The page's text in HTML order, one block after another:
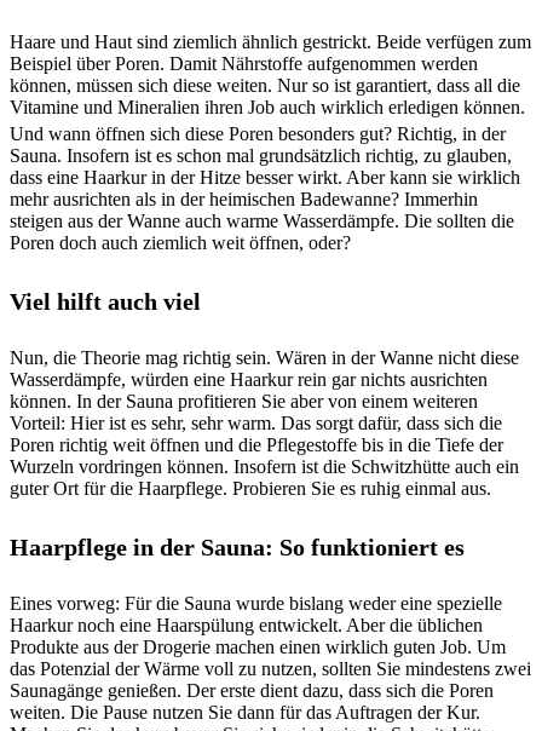
Haare und Haut sind ziemlich ähnlich gestrickt. Beide verfügen zum
Beispiel über Poren. Damit Nährstoffe aufgenommen werden
können, müssen sich diese weiten. Nur so ist garantiert, dass all die
Vitamine und Mineralien ihren Job auch wirklich erledigen können.
Und wann öffnen sich diese Poren besonders gut? Richtig, in der
Sauna. Insofern ist es schon mal grundsätzlich richtig, zu glauben,
dass eine Haarkur in der Hitze besser wirkt. Aber kann sie wirklich
mehr ausrichten als in der heimischen Badewanne? Immerhin
steigen aus der Wanne auch warme Wasserdämpfe. Die sollten die
Poren doch auch ziemlich weit öffnen, oder?
Viel hilft auch viel
Nun, die Theorie mag richtig sein. Wären in der Wanne nicht diese
Wasserdämpfe, würden eine Haarkur rein gar nichts ausrichten
können. In der Sauna profitieren Sie aber von einem weiteren
Vorteil: Hier ist es sehr, sehr warm. Das sorgt dafür, dass sich die
Poren richtig weit öffnen und die Pflegestoffe bis in die Tiefe der
Wurzeln vordringen können. Insofern ist die Schwitzhütte auch ein
guter Ort für die Haarpflege. Probieren Sie es ruhig einmal aus.
Haarpflege in der Sauna: So funktioniert es
Eines vorweg: Für die Sauna wurde bislang weder eine spezielle
Haarkur noch eine Haarspülung entwickelt. Aber die üblichen
Produkte aus der Drogerie machen einen wirklich guten Job. Um
das Potenzial der Wärme voll zu nutzen, sollten Sie mindestens zwei
Saunagänge genießen. Der erste dient dazu, dass sich die Poren
weiten. Die Pause nutzen Sie dann für das Auftragen der Kur.